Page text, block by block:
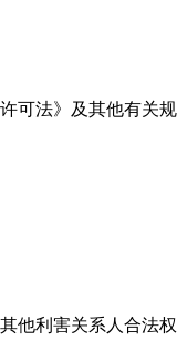
》及其他有关规
利害关系人合法权